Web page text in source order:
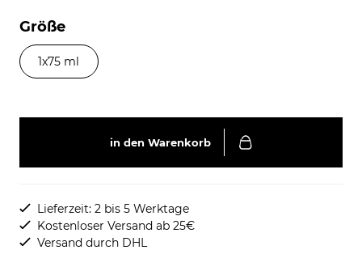
Größe
1x75 ml
in den Warenkorb
Lieferzeit: 2 bis 5 Werktage
Kostenloser Versand ab 25€
Versand durch DHL